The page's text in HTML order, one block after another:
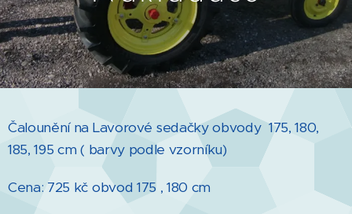
Čalounění na Lavorové sedačky obvody 175, 180,
185, 195 cm ( barvy podle vzorníku)
Cena: 725 kč obvod 175 , 180 cm